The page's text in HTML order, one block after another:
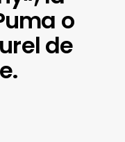
o
de